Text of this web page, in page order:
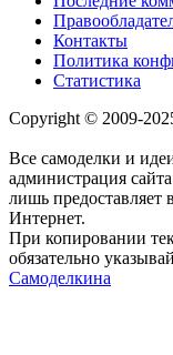
Контакты
Политика
Статистика
Copyright © 2009-
Все самоделки и
администрация
лишь предоставляет
Интернет.
При копировании
обязательно
Самоделкина